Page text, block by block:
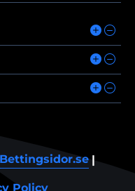
Bettingsidor.se |
Policy